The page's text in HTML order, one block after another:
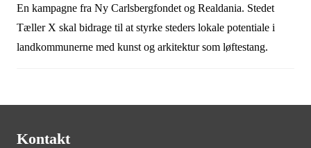
En kampagne fra Ny Carlsbergfondet og Realdania. Stedet
Tæller X skal bidrage til at styrke steders lokale potentiale i
landkommunerne med kunst og arkitektur som løftestang.
Kontakt